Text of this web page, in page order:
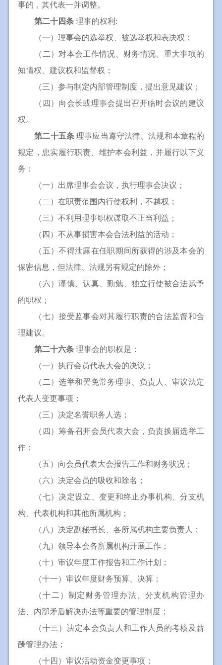
事的，其代表一并调整。
第二十四条 理事的权利:
（一）理事会的选举权、被选举权和表决权；
（二）对本会工作情况、财务情况、重大事项的
知情权、建议权和监督权；
（三）参与制定内部管理制度，提出意见建议；
（四）向会长或理事会提出召开临时会议的建议
权。
第二十五条理事应当遵守法律、法规和本章程的
规定，忠实履行职责、维护本会利益，并履行以下义
务：
（一）出席理事会会议，执行理事会决议；
（二）在职责范围内行使权利，不越权；
（三）不利用理事职权谋取不正当利益；
（四）不从事损害本会合法利益的活动；
（五）不得泄露在任职期间所获得的涉及本会的
保密信息，但法律、法规另有规定的除外；
（六）谨慎、认真、勤勉、独立行使被合法赋予
的职权；
（七）接受监事会对其履行职责的合法监督和合
理建议。
第二十六条 理事会的职权是：
（一）执行会员代表大会的决议；
（二）选举和罢免常务理事、负责人、审议法定
代表人变更事项；
（三）决定名誉职务人选；
（四）筹备召开会员代表大会，负责换届选举工
作；
（五）向会员代表大会报告工作和财务状况；
（六）决定会员的吸收和除名；
（七）决定设立、变更和终止办事机构、分支机
构、代表机构和其他所属机构；
（八）决定副秘书长、各所属机构主要负责人；
（九）领导本会各所属机构开展工作；
（十）审议年度工作报告和工作计划；
（十一）审议年度财务预算、决算；
（十二）制定财务管理办法、分支机构管理办
法、内部矛盾解决办法等重要的管理制度；
（十三）决定本会负责人和工作人员的考核及薪
酬管理办法；
（十四）审议活动资金变更事项；